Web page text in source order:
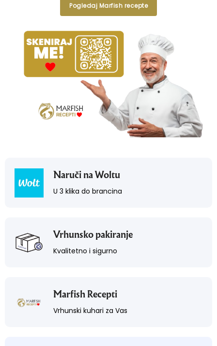
Pogledaj Marfish recepte
Naruči na Woltu
U 3 klika do brancina
Vrhunsko pakiranje
Kvalitetno i sigurno
Marfish Recepti
Vrhunski kuhari za Vas